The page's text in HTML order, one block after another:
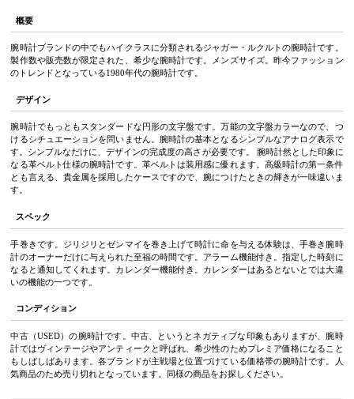
概要
腕時計ブランドの中でもハイクラスに分類されるジャガー・ルクルトの腕時計です。
製作数や販売数が限定された、希少な腕時計です。メンズサイズ。昨今ファッション
のトレンドとなっている1980年代の腕時計です。
デザイン
腕時計でもっともスタンダードな円形の文字盤です。万能の文字盤カラーなので、つ
けるシチュエーションを問いません。腕時計の基本となるシンプルなアナログ表示で
す。シンプルなだけに、デザインの完成度の高さが必要です。 腕時計然とした印象に
なる革ベルト仕様の腕時計です。革ベルトは装用感に優れます。高級時計の第一条件
とも言える、貴金属を採用したケースですので、腕につけたときの輝きが一味違いま
す。
スペック
手巻きです。ジリジリとゼンマイを巻き上げて時計に命を与える体験は、手巻き腕時
計のオーナーだけに与えられた至福の時間です。アラーム機能付き。指定した時刻に
なると通知してくれます。カレンダー機能付き。カレンダーはあるとないとでは大違
いの機能の一つです。
コンディション
中古（USED）の腕時計です。中古、というとネガティブな印象もありますが、腕時
計ではヴィンテージやアンティークと呼ばれ、希少性のためプレミア価格になること
もしばしばあります。各ブランドが主戦場と位置づけている価格帯の腕時計です。人
気商品のため売り切れとなっています。同様の商品をお探しください。